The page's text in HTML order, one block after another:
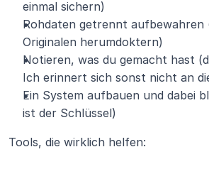
einmal sichern)
Rohdaten getrennt aufbewahren
Originalen herumdoktern)
Notieren, was du gemacht hast
Ich erinnert sich sonst nicht an
Ein System aufbauen und dabei
ist der Schlüssel)
Tools, die wirklich helfen: